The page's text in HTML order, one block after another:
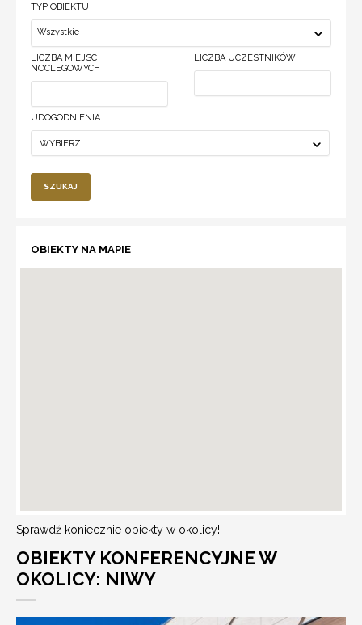
TYP OBIEKTU
Wszystkie
LICZBA MIEJSC
NOCLEGOWYCH
LICZBA UCZESTNIKÓW
UDOGODNIENIA:
WYBIERZ
SZUKAJ
OBIEKTY NA MAPIE
Sprawdź koniecznie obiekty w okolicy!
OBIEKTY KONFERENCYJNE W
OKOLICY: NIWY